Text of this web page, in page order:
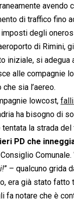
avendo
di traffico fino
degli
di Rimini,
iniziale, si adegua
alle compagnie
sia l’aereo.
lowcost,
ha bisogno di
la strada
PD che
Comunale.
” – qualcuno grida
era già stato fatto
fa notare che è